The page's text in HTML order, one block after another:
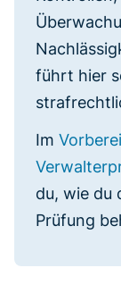
führt hier
Im
du, wie du
Prüfung